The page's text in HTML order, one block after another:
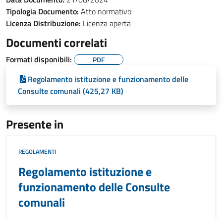
Tipologia Documento: Atto normativo
Licenza Distribuzione: Licenza aperta
Documenti correlati
Formati disponibili: PDF
Regolamento istituzione e funzionamento delle
Consulte comunali (425,27 KB)
Presente in
REGOLAMENTI
Regolamento istituzione e
funzionamento delle Consulte
comunali